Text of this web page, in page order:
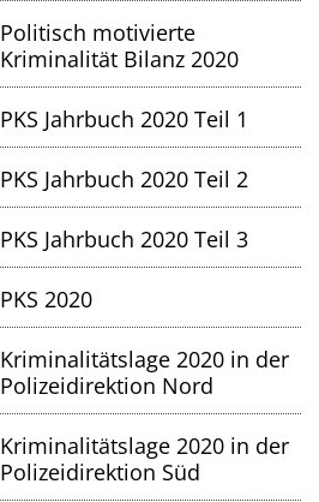
Politisch motivierte
Kriminalität Bilanz 2020
PKS Jahrbuch 2020 Teil 1
PKS Jahrbuch 2020 Teil 2
PKS Jahrbuch 2020 Teil 3
PKS 2020
Kriminalitätslage 2020 in der
Polizeidirektion Nord
Kriminalitätslage 2020 in der
Polizeidirektion Süd